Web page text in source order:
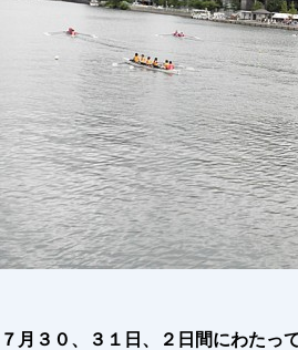
７月３０、３１日、２日間にわたっ